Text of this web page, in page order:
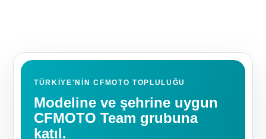
TÜRKIYE'NIN CFMOTO TOPLULUĞU
Modeline ve şehrine uygun
CFMOTO Team grubuna
katıl.